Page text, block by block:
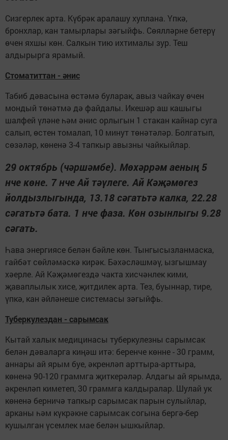
Сизгерлек арта. Күбрәк аралашу хуплана. Үпкә,
бронхлар, кан тамырлары зәгыйфь. Сөялләрне бетерү
өчен яхшы көн. Салкын тию ихтималы зур. Теш
алдырырга ярамый.
Стоматиттан - әнис
Табиб дәвасына өстәмә буларак, авыз чайкау өчен
мондый төнәтмә дә файдалы. Икешәр аш кашыгы
шалфей үләне һәм әнис орлыгын 1 стакан кайнар суга
салып, өстен томалап, 10 минут төнәтәләр. Болгатып,
сөзәләр, көненә 3-4 тапкыр авызны чайкыйлар.
29 октябрь (чәршәмбе). Мөхәррәм аеның 5
нче көне. 7 нче Ай тәүлеге. Ай Кәҗәмөгез
йолдызлыгында, 13.18 сәгатьтә калка, 22.28
сәгатьтә бата. 1 нче фаза. Көн озынлыгы 9.28
сәгать.
Һава энергиясе белән бәйле көн. Тынгысызланмаска,
гайбәт сөйләмәскә кирәк. Бәхәсләшмәү, ызгышмау
хәерле. Ай Кәҗәмөгездә чакта хисчәнлек кими,
җаваплылык хисе, җитдилек арта. Тез, буыннар, тире,
үпкә, кан әйләнеше системасы зәгыйфь.
Туберкулездан - сарымсак
Кытай халык медицинасы туберкулезны сарымсак
белән дәваларга киңәш итә: беренче көнне - 30 грамм,
аннары ай ярым буе, әкренләп арттыра-арттыра,
көненә 90-120 граммга җиткерәләр. Алдагы ай ярымда,
әкренләп киметеп, 30 граммга калдыралар. Шулай ук
көненә берничә тапкыр сарымсак парын сулыйлар,
арканы һәм күкрәкне сарымсак согына бергә-бер
кушылган үсемлек мае белән ышкыйлар.